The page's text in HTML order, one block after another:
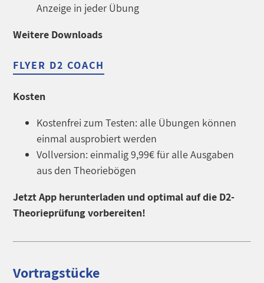
Anzeige in jeder Übung
Weitere Downloads
FLYER D2 COACH
Kosten
Kostenfrei zum Testen: alle Übungen können
einmal ausprobiert werden
Vollversion: einmalig 9,99€ für alle Ausgaben
aus den Theoriebögen
Jetzt App herunterladen und optimal auf die D2-
Theorieprüfung vorbereiten!
Vortragstücke